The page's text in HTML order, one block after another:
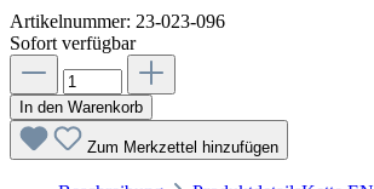
Artikelnummer: 23-023-096
Sofort verfügbar
In den Warenkorb
Zum Merkzettel hinzufügen